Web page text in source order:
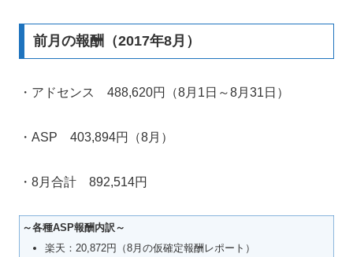
前月の報酬（2017年8月）
・アドセンス 488,620円（8月1日～8月31日）
・ASP 403,894円（8月）
・8月合計 892,514円
～各種ASP報酬内訳～
楽天：20,872円（8月の仮確定報酬レポート）